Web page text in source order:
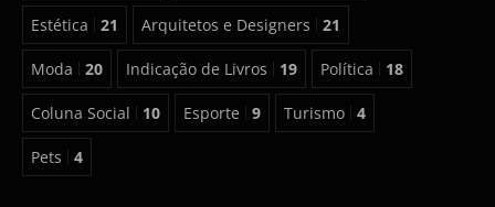
Estética 21 Arquitetos e Designers 21
Moda 20 Indicação de Livros 19 Política 18
Coluna Social 10 Esporte 9 Turismo 4
Pets 4